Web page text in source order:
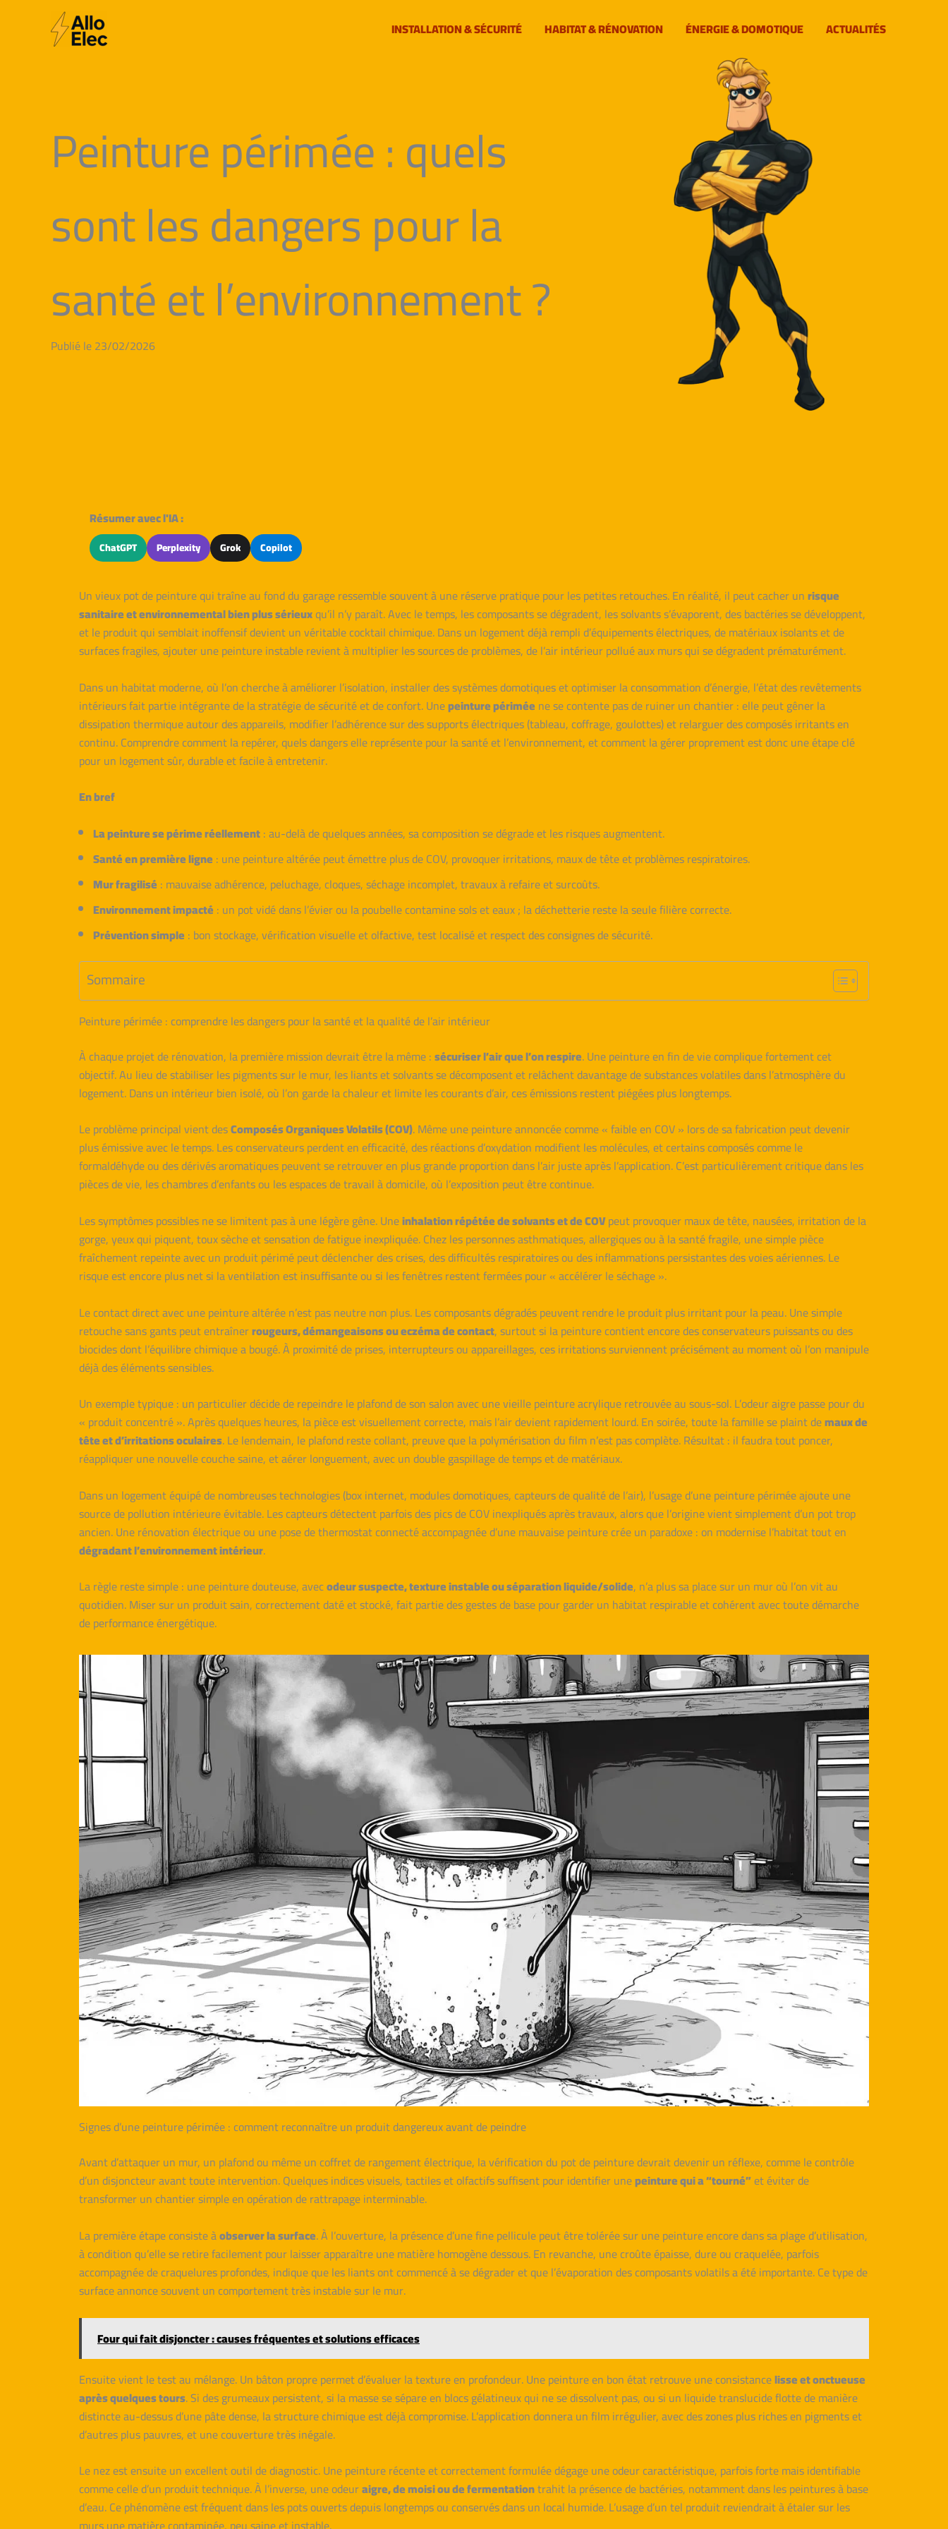
INSTALLATION & SÉCURITÉ HABITAT & RÉNOVATION ÉNERGIE & DOMOTIQUE ACTUALITÉS
Peinture périmée : quels
sont les dangers pour la
santé et l’environnement ?
Publié le 23/02/2026
Résumer avec l'IA :
ChatGPT Perplexity Grok Copilot
Un vieux pot de peinture qui traîne au fond du garage ressemble souvent à une réserve pratique pour les petites retouches. En réalité, il peut cacher unrisque
sanitaire et environnemental bien plus sérieuxqu’il n’y paraît. Avec le temps, les composants se dégradent, les solvants s’évaporent, des bactéries se développent,
et le produit qui semblait inoffensif devient un véritable cocktail chimique. Dans un logement déjà rempli d’équipements électriques, de matériaux isolants et de
surfaces fragiles, ajouter une peinture instable revient à multiplier les sources de problèmes, de l’air intérieur pollué aux murs qui se dégradent prématurément.
Dans un habitat moderne, où l’on cherche à améliorer l’isolation, installer des systèmes domotiques et optimiser la consommation d’énergie, l’état des revêtements
intérieurs fait partie intégrante de la stratégie de sécurité et de confort. Unepeinture périmée ne se contente pas de ruiner un chantier : elle peut gêner la
dissipation thermique autour des appareils, modifier l’adhérence sur des supports électriques (tableau, coffrage, goulottes) et relarguer des composés irritants en
continu. Comprendre comment la repérer, quels dangers elle représente pour la santé et l’environnement, et comment la gérer proprement est donc une étape clé
pour un logement sûr, durable et facile à entretenir.
En bref
La peinture se périme réellement: au-delà de quelques années, sa composition se dégrade et les risques augmentent.
Santé en première ligne : une peinture altérée peut émettre plus de COV, provoquer irritations, maux de tête et problèmes respiratoires.
Mur fragilisé : mauvaise adhérence, peluchage, cloques, séchage incomplet, travaux à refaire et surcoûts.
Environnement impacté : un pot vidé dans l’évier ou la poubelle contamine sols et eaux ; la déchetterie reste la seule filière correcte.
Prévention simple : bon stockage, vérification visuelle et olfactive, test localisé et respect des consignes de sécurité.
Sommaire
Peinture périmée : comprendre les dangers pour la santé et la qualité de l’air intérieur
À chaque projet de rénovation, la première mission devrait être la même :sécuriser l’air que l’on respire. Une peinture en fin de vie complique fortement cet
objectif. Au lieu de stabiliser les pigments sur le mur, les liants et solvants se décomposent et relâchent davantage de substances volatiles dans l’atmosphère du
logement. Dans un intérieur bien isolé, où l’on garde la chaleur et limite les courants d’air, ces émissions restent piégées plus longtemps.
Le problème principal vient desComposés Organiques Volatils (COV). Même une peinture annoncée comme « faible en COV » lors de sa fabrication peut devenir
plus émissive avec le temps. Les conservateurs perdent en efficacité, des réactions d’oxydation modifient les molécules, et certains composés comme le
formaldéhyde ou des dérivés aromatiques peuvent se retrouver en plus grande proportion dans l’air juste après l’application. C’est particulièrement critique dans les
pièces de vie, les chambres d’enfants ou les espaces de travail à domicile, où l’exposition peut être continue.
Les symptômes possibles ne se limitent pas à une légère gêne. Uneinhalation répétée de solvants et de COVpeut provoquer maux de tête, nausées, irritation de la
gorge, yeux qui piquent, toux sèche et sensation de fatigue inexpliquée. Chez les personnes asthmatiques, allergiques ou à la santé fragile, une simple pièce
fraîchement repeinte avec un produit périmé peut déclencher des crises, des difficultés respiratoires ou des inflammations persistantes des voies aériennes. Le
risque est encore plus net si la ventilation est insuffisante ou si les fenêtres restent fermées pour « accélérer le séchage ».
Le contact direct avec une peinture altérée n’est pas neutre non plus. Les composants dégradés peuvent rendre le produit plus irritant pour la peau. Une simple
retouche sans gants peut entraînerrougeurs, démangeaisons ou eczéma de contact, surtout si la peinture contient encore des conservateurs puissants ou des
biocides dont l’équilibre chimique a bougé. À proximité de prises, interrupteurs ou appareillages, ces irritations surviennent précisément au moment où l’on manipule
déjà des éléments sensibles.
Un exemple typique : un particulier décide de repeindre le plafond de son salon avec une vieille peinture acrylique retrouvée au sous-sol. L’odeur aigre passe pour du
« produit concentré ». Après quelques heures, la pièce est visuellement correcte, mais l’air devient rapidement lourd. En soirée, toute la famille se plaint demaux de
tête et d’irritations oculaires. Le lendemain, le plafond reste collant, preuve que la polymérisation du film n’est pas complète. Résultat : il faudra tout poncer,
réappliquer une nouvelle couche saine, et aérer longuement, avec un double gaspillage de temps et de matériaux.
Dans un logement équipé de nombreuses technologies (box internet, modules domotiques, capteurs de qualité de l’air), l’usage d’une peinture périmée ajoute une
source de pollution intérieure évitable. Les capteurs détectent parfois des pics de COV inexpliqués après travaux, alors que l’origine vient simplement d’un pot trop
ancien. Une rénovation électrique ou une pose de thermostat connecté accompagnée d’une mauvaise peinture crée un paradoxe : on modernise l’habitat tout en
dégradant l’environnement intérieur.
La règle reste simple : une peinture douteuse, avecodeur suspecte, texture instable ou séparation liquide/solide, n’a plus sa place sur un mur où l’on vit au
quotidien. Miser sur un produit sain, correctement daté et stocké, fait partie des gestes de base pour garder un habitat respirable et cohérent avec toute démarche
de performance énergétique.
Signes d’une peinture périmée : comment reconnaître un produit dangereux avant de peindre
Avant d’attaquer un mur, un plafond ou même un coffret de rangement électrique, la vérification du pot de peinture devrait devenir un réflexe, comme le contrôle
d’un disjoncteur avant toute intervention. Quelques indices visuels, tactiles et olfactifs suffisent pour identifier unepeinture qui a “tourné”et éviter de
transformer un chantier simple en opération de rattrapage interminable.
La première étape consiste àobserver la surface. À l’ouverture, la présence d’une fine pellicule peut être tolérée sur une peinture encore dans sa plage d’utilisation,
à condition qu’elle se retire facilement pour laisser apparaître une matière homogène dessous. En revanche, une croûte épaisse, dure ou craquelée, parfois
accompagnée de craquelures profondes, indique que les liants ont commencé à se dégrader et que l’évaporation des composants volatils a été importante. Ce type de
surface annonce souvent un comportement très instable sur le mur.
Four qui fait disjoncter : causes fréquentes et solutions efficaces
Ensuite vient le test au mélange. Un bâton propre permet d’évaluer la texture en profondeur. Une peinture en bon état retrouve une consistancelisse et onctueuse
après quelques tours. Si des grumeaux persistent, si la masse se sépare en blocs gélatineux qui ne se dissolvent pas, ou si un liquide translucide flotte de manière
distincte au-dessus d’une pâte dense, la structure chimique est déjà compromise. L’application donnera un film irrégulier, avec des zones plus riches en pigments et
d’autres plus pauvres, et une couverture très inégale.
Le nez est ensuite un excellent outil de diagnostic. Une peinture récente et correctement formulée dégage une odeur caractéristique, parfois forte mais identifiable
comme celle d’un produit technique. À l’inverse, une odeuraigre, de moisi ou de fermentationtrahit la présence de bactéries, notamment dans les peintures à base
d’eau. Ce phénomène est fréquent dans les pots ouverts depuis longtemps ou conservés dans un local humide. L’usage d’un tel produit reviendrait à étaler sur les